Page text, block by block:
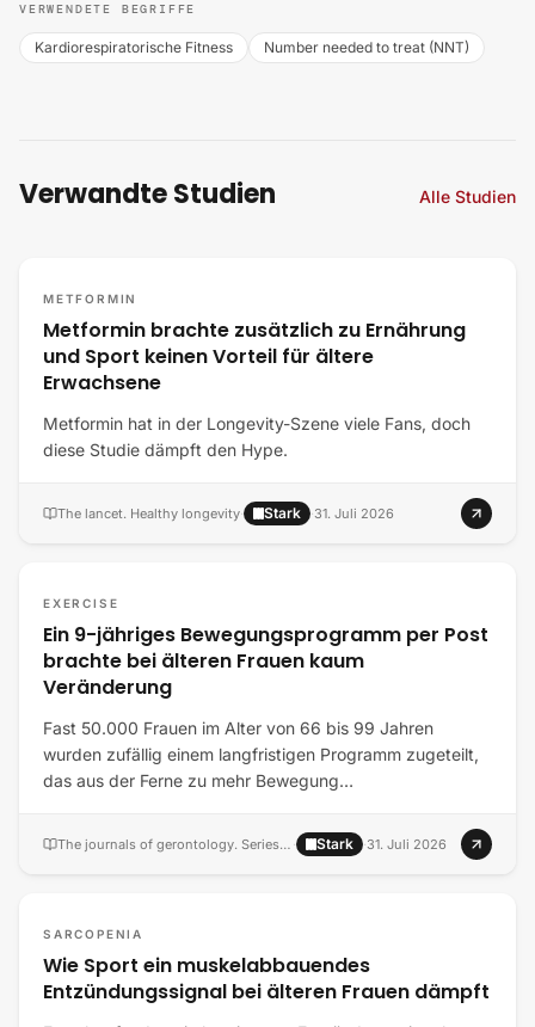
VERWENDETE BEGRIFFE
Kardiorespiratorische Fitness Number needed to treat (NNT)
Verwandte Studien Alle Studien
METFORMIN
Metformin brachte zusätzlich zu Ernährung
und Sport keinen Vorteil für ältere
Erwachsene
Metformin hat in der Longevity-Szene viele Fans, doch
diese Studie dämpft den Hype.
The lancet. Healthy longevity· Stark ·31. Juli 2026
EXERCISE
Ein 9-jähriges Bewegungsprogramm per Post
brachte bei älteren Frauen kaum
Veränderung
Fast 50.000 Frauen im Alter von 66 bis 99 Jahren
wurden zufällig einem langfristigen Programm zugeteilt,
das aus der Ferne zu mehr Bewegung…
The journals of gerontology. Series A, Biological sciences and medical sciences · Stark ·31. Juli 2026
SARCOPENIA
Wie Sport ein muskelabbauendes
Entzündungssignal bei älteren Frauen dämpft